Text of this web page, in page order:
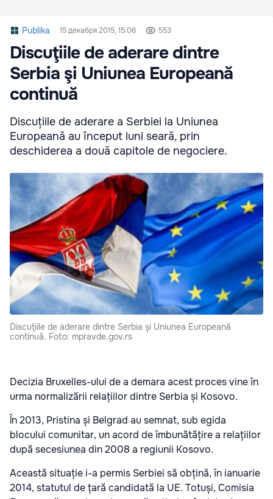
Publika 15 декабря 2015, 15:06 553
Discuţiile de aderare dintre
Serbia şi Uniunea Europeană
continuă
Discuțiile de aderare a Serbiei la Uniunea
Europeană au început luni seară, prin
deschiderea a două capitole de negociere.
Discuţiile de aderare dintre Serbia şi Uniunea Europeană
continuă. Foto: mpravde.gov.rs
Decizia Bruxelles-ului de a demara acest proces vine în
urma normalizării relațiilor dintre Serbia și Kosovo.
În 2013, Pristina și Belgrad au semnat, sub egida
blocului comunitar, un acord de îmbunătățire a relațiilor
după secesiunea din 2008 a regiunii Kosovo.
Această situație i-a permis Serbiei să obțină, în ianuarie
2014, statutul de țară candidată la UE. Totuși, Comisia